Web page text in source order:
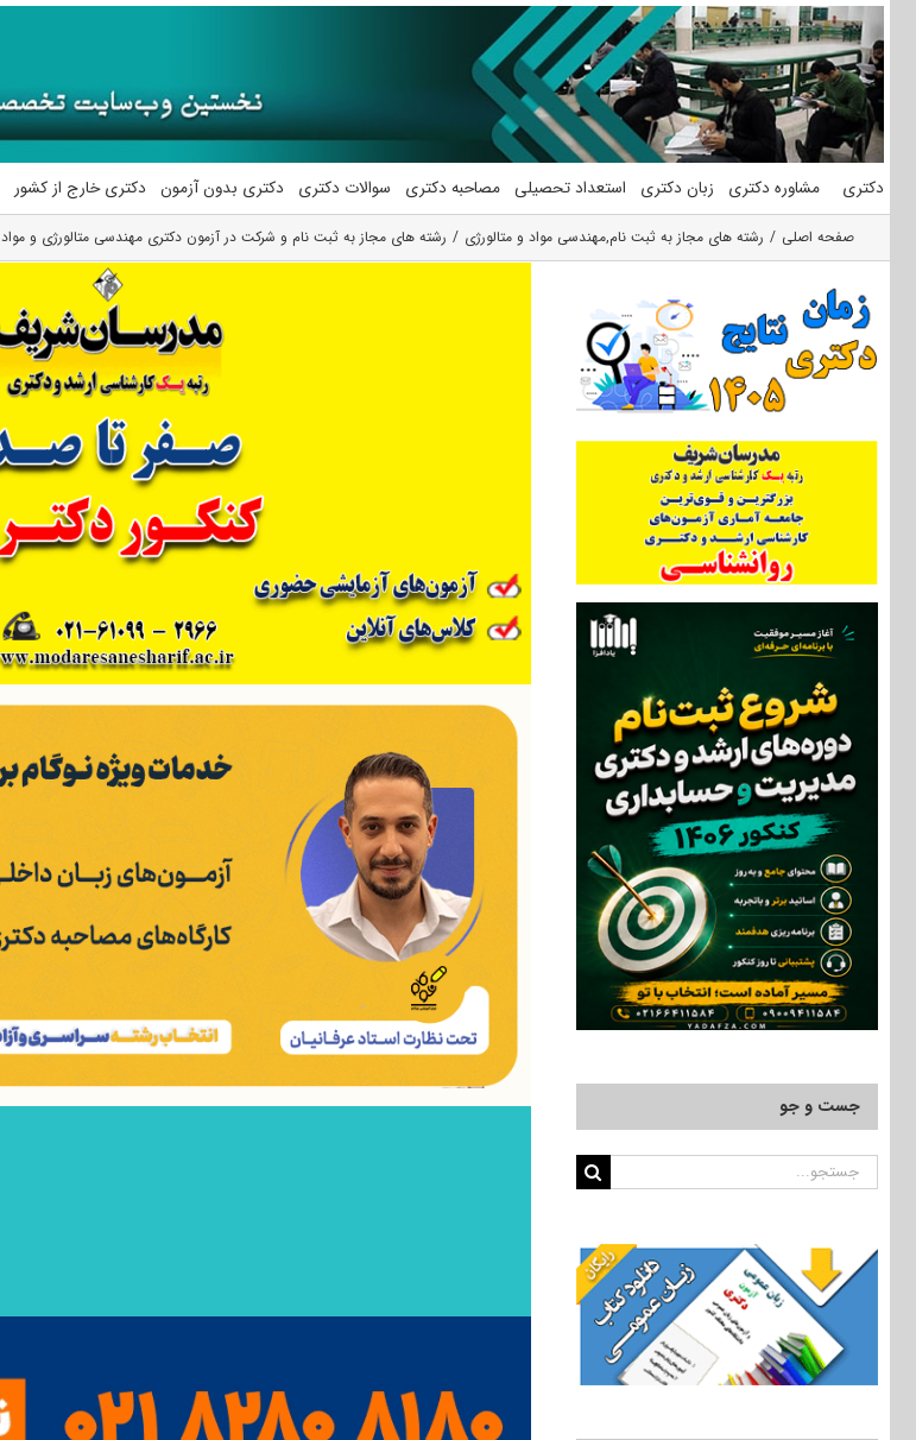
محتوا
دکتری مشاوره دکتری زبان دکتری استعداد تحصیلی مصاحبه دکتری سوالات دکتری دکتری بدون آزمون دکتری خارج از کشور
صفحه اصلی رشته های مجاز به ثبت نام,مهندسی مواد و متالورژی رشته های مجاز به ثبت نام و شرکت در آزمون دکتری مهندسی متالورژی و مواد
جست و جو
جستجو